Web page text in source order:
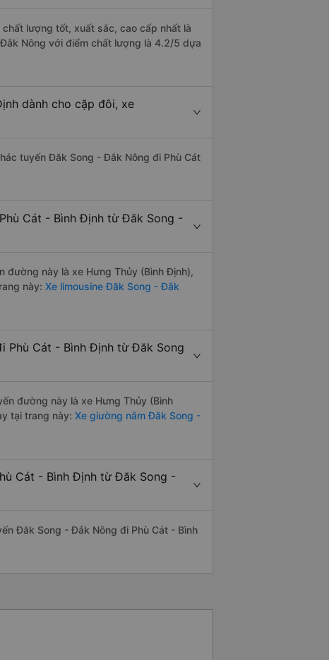
lượng tốt, xuất sắc, cao cấp nhất là
Nông với điểm chất lượng là 4.2/5 dựa
dành cho cặp đôi, xe
tuyến Đăk Song - Đắk Nông đi Phù Cát
Cát - Bình Định từ Đăk Song -
đường này là xe Hưng Thủy (Bình Định),
này: Xe limousine Đăk Song - Đắk
Phù Cát - Bình Định từ Đăk Song
đường này là xe Hưng Thủy (Bình
tại trang này: Xe giường nằm Đăk Song -
Cát - Bình Định từ Đăk Song -
Đăk Song - Đắk Nông đi Phù Cát - Bình